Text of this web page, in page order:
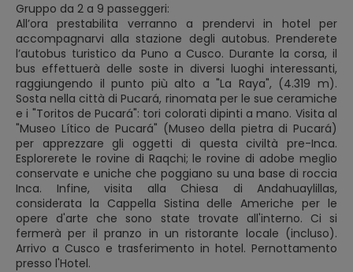
Gruppo da 2 a 9 passeggeri:
All’ora prestabilita verranno a prendervi in hotel per
accompagnarvi alla stazione degli autobus. Prenderete
l’autobus turistico da Puno a Cusco. Durante la corsa, il
bus effettuerà delle soste in diversi luoghi interessanti,
raggiungendo il punto più alto a "La Raya", (4.319 m).
Sosta nella città di Pucará, rinomata per le sue ceramiche
e i "Toritos de Pucará": tori colorati dipinti a mano. Visita al
"Museo Lítico de Pucará" (Museo della pietra di Pucará)
per apprezzare gli oggetti di questa civiltà pre-Inca.
Esplorerete le rovine di Raqchi; le rovine di adobe meglio
conservate e uniche che poggiano su una base di roccia
Inca. Infine, visita alla Chiesa di Andahuaylillas,
considerata la Cappella Sistina delle Americhe per le
opere d'arte che sono state trovate all'interno. Ci si
fermerà per il pranzo in un ristorante locale (incluso).
Arrivo a Cusco e trasferimento in hotel. Pernottamento
presso l'Hotel.